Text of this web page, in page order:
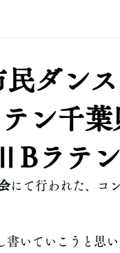
民ダン
ン千葉
ラテ
にて行われた、コ
書いていこうと思